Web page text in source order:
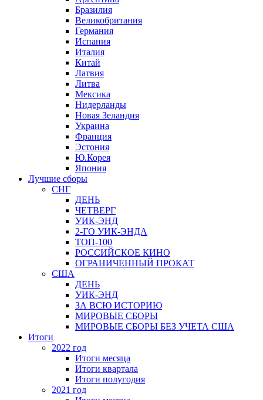
Бразилия
Великобритания
Германия
Испания
Италия
Китай
Латвия
Литва
Мексика
Нидерланды
Новая Зеландия
Украина
Франция
Эстония
Ю.Корея
Япония
Лучшие сборы
СНГ
ДЕНЬ
ЧЕТВЕРГ
УИК-ЭНД
2-ГО УИК-ЭНДА
ТОП-100
РОССИЙСКОЕ КИНО
ОГРАНИЧЕННЫЙ ПРОКАТ
США
ДЕНЬ
УИК-ЭНД
ЗА ВСЮ ИСТОРИЮ
МИРОВЫЕ СБОРЫ
МИРОВЫЕ СБОРЫ БЕЗ УЧЕТА США
Итоги
2022 год
Итоги месяца
Итоги квартала
Итоги полугодия
2021 год